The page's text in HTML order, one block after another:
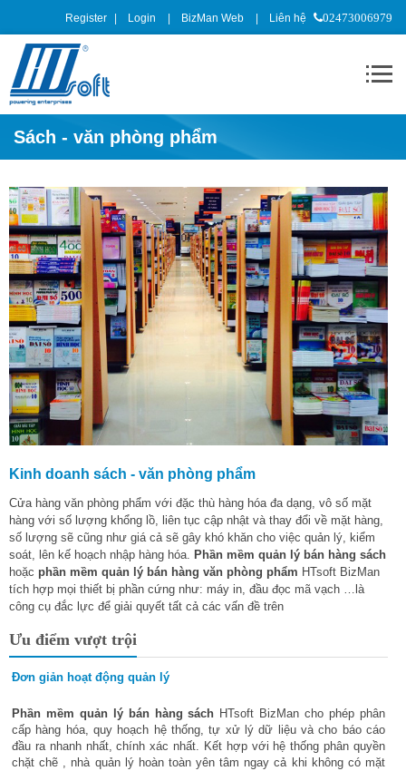
Register Login BizMan Web Liên hệ 02473006979
Sách - văn phòng phẩm
Kinh doanh sách - văn phòng phẩm
Cửa hàng văn phòng phẩm với đặc thù hàng hóa đa dạng, vô số mặt
hàng với số lượng khổng lồ, liên tục cập nhật và thay đổi về mặt hàng,
số lượng sẽ cũng như giá cả sẽ gây khó khăn cho việc quản lý, kiểm
soát, lên kế hoạch nhập hàng hóa. Phần mềm quản lý bán hàng sách
hoặc phần mềm quản lý bán hàng văn phòng phẩm HTsoft BizMan
tích hợp mọi thiết bị phần cứng như: máy in, đầu đọc mã vạch …là
công cụ đắc lực để giải quyết tất cả các vấn đề trên
Ưu điểm vượt trội
Đơn giản hoạt động quản lý
Phần mềm quản lý bán hàng sách HTsoft BizMan cho phép phân
cấp hàng hóa, quy hoạch hệ thống, tự xử lý dữ liệu và cho báo cáo
đầu ra nhanh nhất, chính xác nhất. Kết hợp với hệ thống phân quyền
chặt chẽ , nhà quản lý hoàn toàn yên tâm ngay cả khi không có mặt